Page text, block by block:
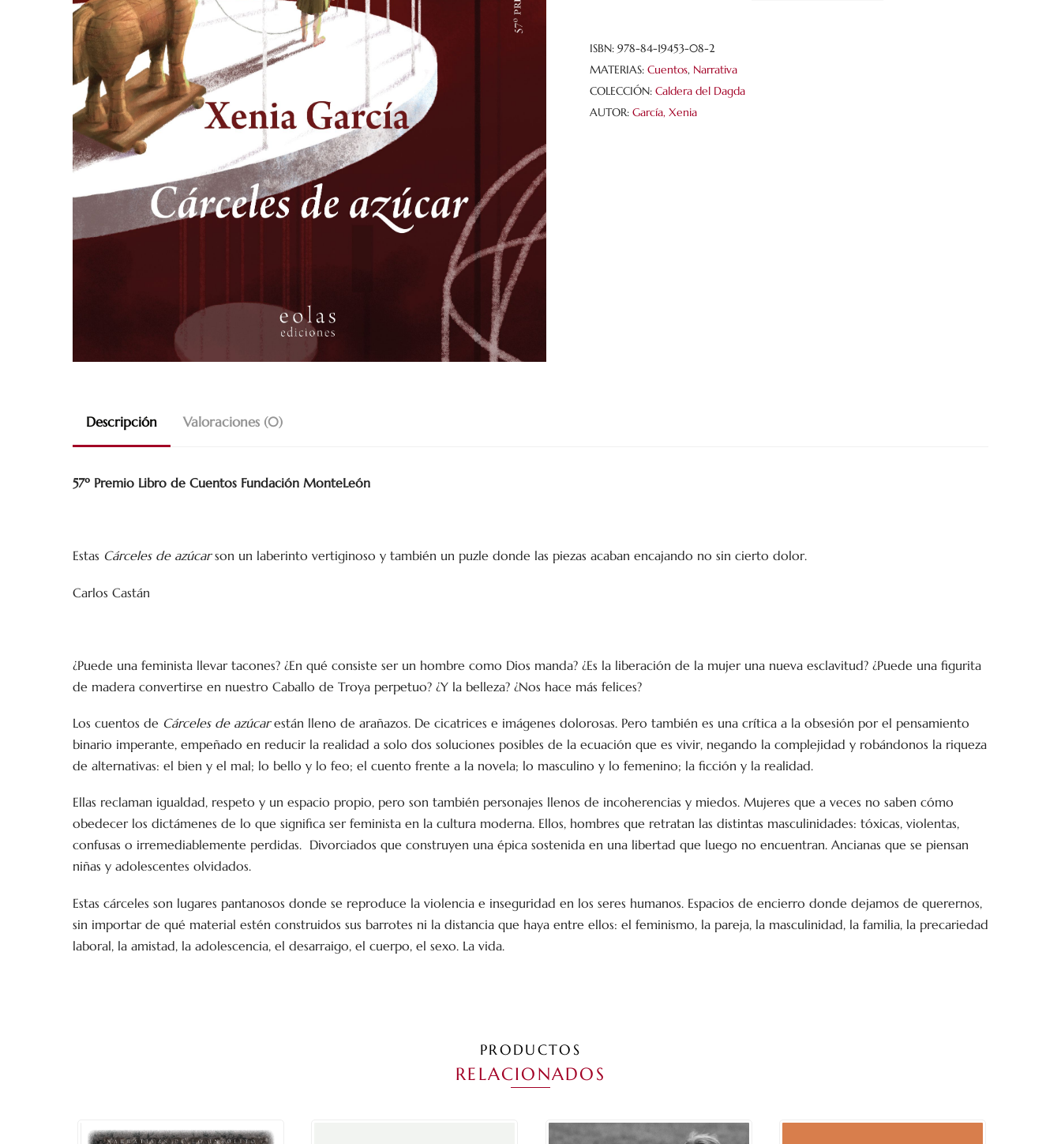
ISBN:978-84-19453-08-2
MATERIAS:Cuentos, Narrativa
COLECCIÓN:Caldera del Dagda
AUTOR:García, Xenia
Descripción Valoraciones (0)
57º Premio Libro de Cuentos Fundación MonteLeón
Estas Cárceles de azúcarson un laberinto vertiginoso y también un puzle donde las piezas acaban encajando no sin cierto dolor.
Carlos Castán
¿Puede una feminista llevar tacones? ¿En qué consiste ser un hombre como Dios manda? ¿Es la liberación de la mujer una nueva esclavitud? ¿Puede una figurita
de madera convertirse en nuestro Caballo de Troya perpetuo? ¿Y la belleza? ¿Nos hace más felices?
Los cuentos de Cárceles de azúcarestán lleno de arañazos. De cicatrices e imágenes dolorosas. Pero también es una crítica a la obsesión por el pensamiento
binario imperante, empeñado en reducir la realidad a solo dos soluciones posibles de la ecuación que es vivir, negando la complejidad y robándonos la riqueza
de alternativas: el bien y el mal; lo bello y lo feo; el cuento frente a la novela; lo masculino y lo femenino; la ficción y la realidad.
Ellas reclaman igualdad, respeto y un espacio propio, pero son también personajes llenos de incoherencias y miedos. Mujeres que a veces no saben cómo
obedecer los dictámenes de lo que significa ser feminista en la cultura moderna. Ellos, hombres que retratan las distintas masculinidades: tóxicas, violentas,
confusas o irremediablemente perdidas. Divorciados que construyen una épica sostenida en una libertad que luego no encuentran. Ancianas que se piensan
niñas y adolescentes olvidados.
Estas cárceles son lugares pantanosos donde se reproduce la violencia e inseguridad en los seres humanos. Espacios de encierro donde dejamos de querernos,
sin importar de qué material estén construidos sus barrotes ni la distancia que haya entre ellos: el feminismo, la pareja, la masculinidad, la familia, la precariedad
laboral, la amistad, la adolescencia, el desarraigo, el cuerpo, el sexo. La vida.
PRODUCTOS
RELACIONADOS